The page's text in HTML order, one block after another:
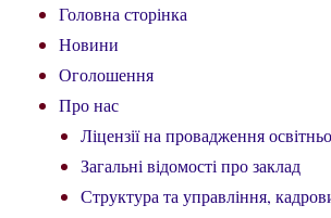
Головна сторінка
Новини
Оголошення
Про нас
Ліцензії на провадження
Загальні відомості про заклад
Структура та управління,